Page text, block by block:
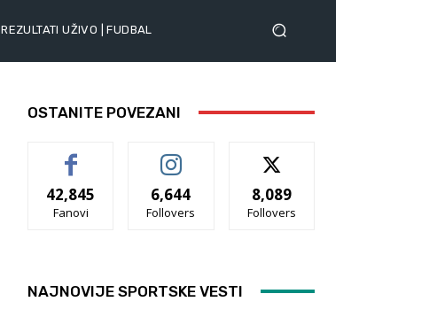
REZULTATI UŽIVO | FUDBAL
OSTANITE POVEZANI
42,845
Fanovi
6,644
Follovers
8,089
Follovers
NAJNOVIJE SPORTSKE VESTI